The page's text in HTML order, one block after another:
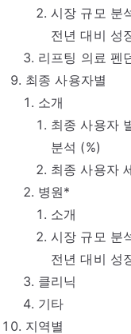
시장 규모 분
전년 대비 성
리프팅 의료 펜
최종 사용자별
소개
최종 사용자
분석 (%)
최종 사용자
병원*
소개
시장 규모 분
전년 대비 성
클리닉
기타
지역별